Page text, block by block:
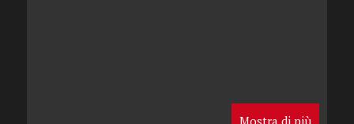
Mostra di più